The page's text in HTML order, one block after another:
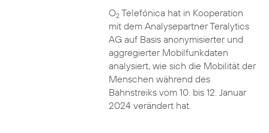
O2Telefónica hat in Kooperation
mit dem Analysepartner Teralytics
AG auf Basis anonymisierter und
aggregierter Mobilfunkdaten
analysiert, wie sich die Mobilität der
Menschen während des
Bahnstreiks vom 10. bis 12. Januar
2024 verändert hat.